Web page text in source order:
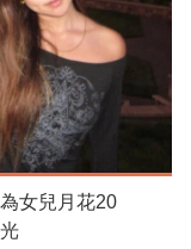
女兒月花20